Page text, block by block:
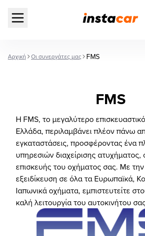
Open main menu
Αρχική Οι συνεργάτες μας FMS
FMS
Η FMS, το μεγαλύτερο
Ελλάδα, περιλαμβάνει πλέον πάνω
εγκαταστάσεις, προσφέροντας ένα
υπηρεσιών διαχείρισης ατυχήματος,
επισκευής του οχήματος σας. Με
εξειδίκευση σε όλα τα Ευρωπαϊκά,
Ιαπωνικά οχήματα, εμπιστευτείτε
καλή λειτουργία του αυτοκινήτου